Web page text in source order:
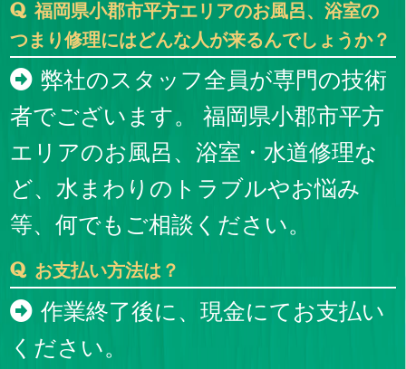
福岡県小郡市平方エリアのお風呂、浴室の
つまり修理にはどんな人が来るんでしょうか？
弊社のスタッフ全員が専門の技術
者でございます。 福岡県小郡市平方
エリアのお風呂、浴室・水道修理な
ど、水まわりのトラブルやお悩み
等、何でもご相談ください。
お支払い方法は？
作業終了後に、現金にてお支払い
ください。